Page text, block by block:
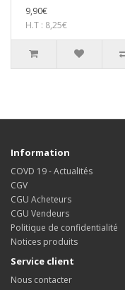
9,90€
H.T : 8,25€
Information
COVD 19 - Actualités
CGV
CGU Acheteurs
CGU Vendeurs
Politique de confidentialité
Notices produits
Service client
Nous contacter